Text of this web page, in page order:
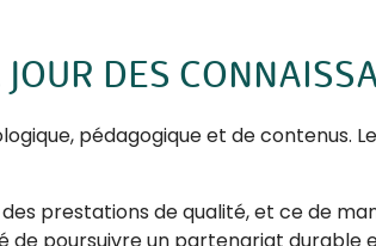
DES
pédagogique et de contenus.
prestations de qualité, et ce de